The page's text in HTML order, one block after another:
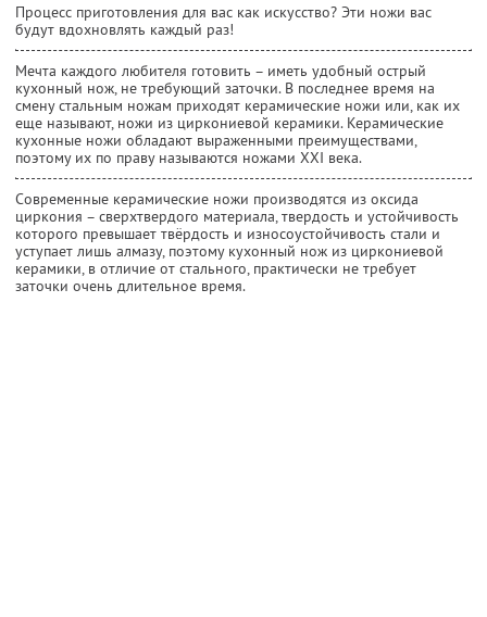
Процесс приготовления для вас как искусство? Эти ножи вас
будут вдохновлять каждый раз!
Мечта каждого любителя готовить – иметь удобный острый
кухонный нож, не требующий заточки. В последнее время на
смену стальным ножам приходят керамические ножи или, как их
еще называют, ножи из циркониевой керамики. Керамические
кухонные ножи обладают выраженными преимуществами,
поэтому их по праву называются ножами XXI века.
Современные керамические ножи производятся из оксида
циркония – сверхтвердого материала, твердость и устойчивость
которого превышает твёрдость и износоустойчивость стали и
уступает лишь алмазу, поэтому кухонный нож из циркониевой
керамики, в отличие от стального, практически не требует
заточки очень длительное время.